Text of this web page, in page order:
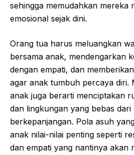
sehingga memudahkan mereka
emosional sejak dini.
Orang tua harus meluangkan
bersama anak, mendengarkan
dengan empati, dan
agar anak tumbuh percaya diri.
anak juga berarti menciptakan
dan lingkungan yang bebas
berkepanjangan. Pola asuh
anak nilai-nilai penting seperti
dan empati yang nantinya akan